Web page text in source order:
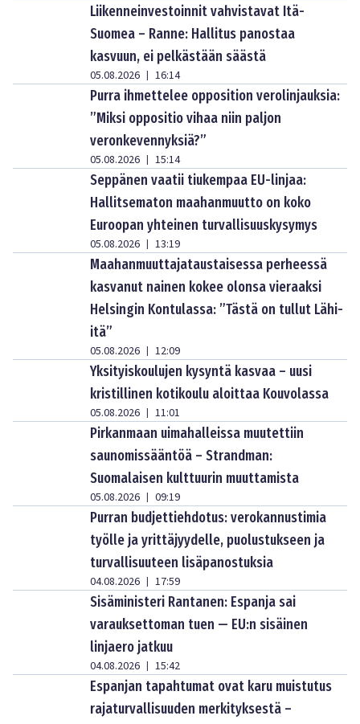
Liikenneinvestoinnit vahvistavat Itä-
Suomea – Ranne: Hallitus panostaa
kasvuun, ei pelkästään säästä
05.08.2026 | 16:14
Purra ihmettelee opposition verolinjauksia:
”Miksi oppositio vihaa niin paljon
veronkevennyksiä?”
05.08.2026 | 15:14
Seppänen vaatii tiukempaa EU-linjaa:
Hallitsematon maahanmuutto on koko
Euroopan yhteinen turvallisuuskysymys
05.08.2026 | 13:19
Maahanmuuttajataustaisessa perheessä
kasvanut nainen kokee olonsa vieraaksi
Helsingin Kontulassa: ”Tästä on tullut Lähi-
itä”
05.08.2026 | 12:09
Yksityiskoulujen kysyntä kasvaa – uusi
kristillinen kotikoulu aloittaa Kouvolassa
05.08.2026 | 11:01
Pirkanmaan uimahalleissa muutettiin
saunomissääntöä – Strandman:
Suomalaisen kulttuurin muuttamista
05.08.2026 | 09:19
Purran budjettiehdotus: verokannustimia
työlle ja yrittäjyydelle, puolustukseen ja
turvallisuuteen lisäpanostuksia
04.08.2026 | 17:59
Sisäministeri Rantanen: Espanja sai
varauksettoman tuen — EU:n sisäinen
linjaero jatkuu
04.08.2026 | 15:42
Espanjan tapahtumat ovat karu muistutus
rajaturvallisuuden merkityksestä –